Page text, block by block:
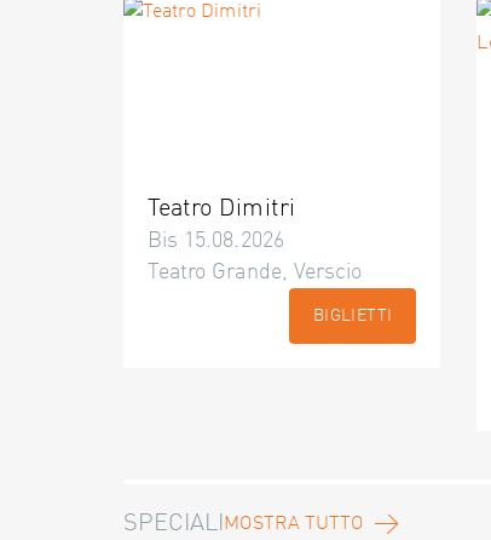
Teatro Dimitri
Bis 15.08.2026
Teatro Grande, Verscio
BIGLIETTI
SPECIALIMOSTRA TUTTO